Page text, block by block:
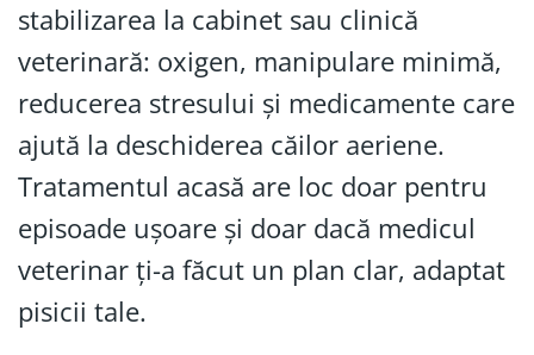
stabilizarea la cabinet sau clinică
veterinară: oxigen, manipulare minimă,
reducerea stresului și medicamente care
ajută la deschiderea căilor aeriene.
Tratamentul acasă are loc doar pentru
episoade ușoare și doar dacă medicul
veterinar ți-a făcut un plan clar, adaptat
pisicii tale.